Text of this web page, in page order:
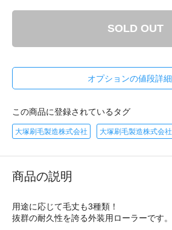
SOLD OUT
オプションの値段詳細
この商品に登録されているタグ
大塚刷毛製造株式会社 大塚刷毛製造株式会社
商品の説明
用途に応じて毛丈も3種類！
抜群の耐久性を誇る外装用ローラーです。